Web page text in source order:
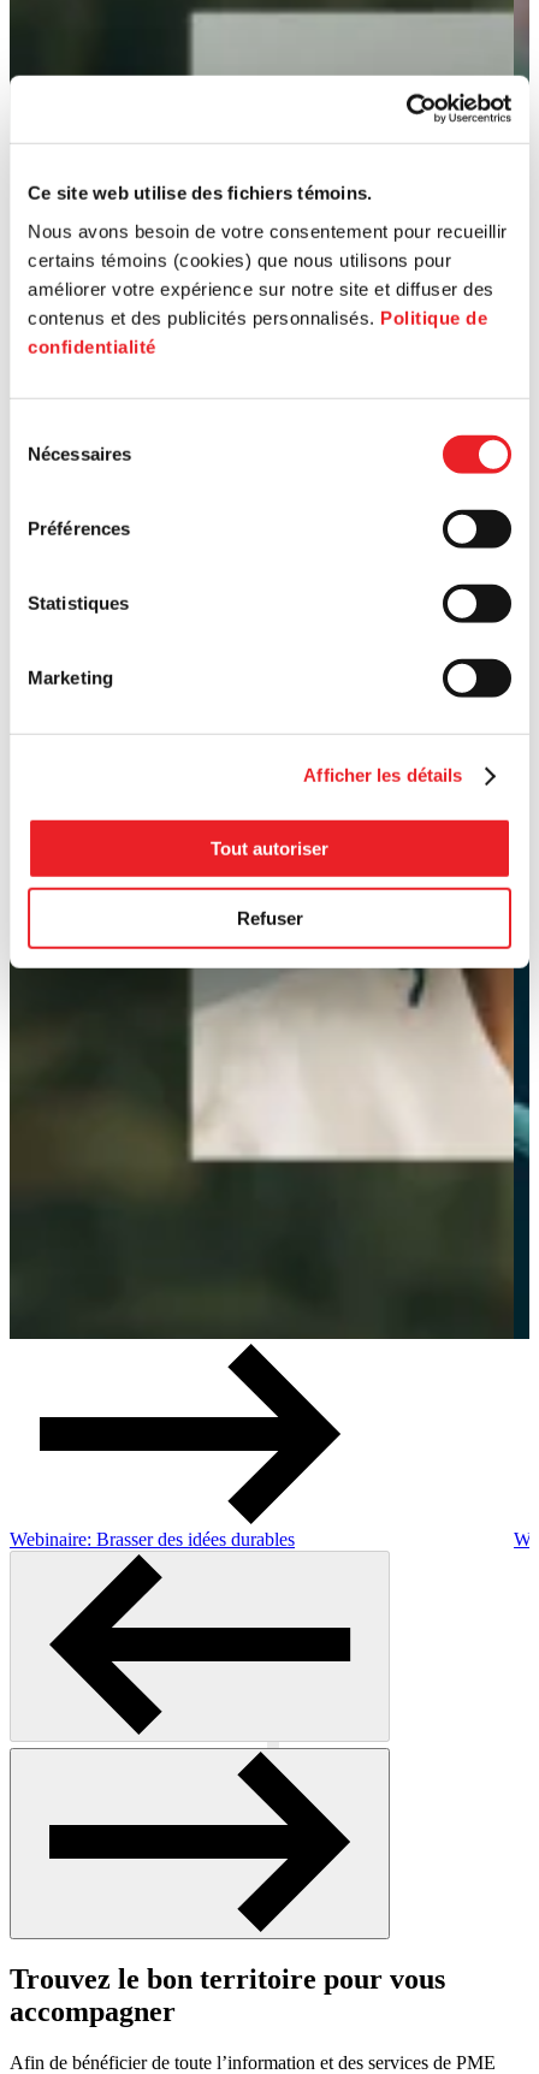
Ce site web utilise des fichiers témoins.
Nous avons besoin de votre consentement pour recueillir
certains témoins (cookies) que nous utilisons pour
améliorer votre expérience sur notre site et diffuser des
contenus et des publicités personnalisés. Politique de
confidentialité
Nécessaires
Préférences
Statistiques
Marketing
Afficher les détails
Tout autoriser
Refuser
Webinaire: Brasser des idées durables
Précédent
Trouvez le bon territoire pour vous
accompagner
Afin de bénéficier de toute l’information et des services de PME